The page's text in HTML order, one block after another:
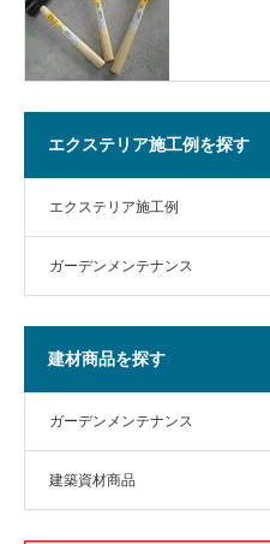
エクステリア施工例を探す
エクステリア施工例
ガーデンメンテナンス
建材商品を探す
ガーデンメンテナンス
建築資材商品